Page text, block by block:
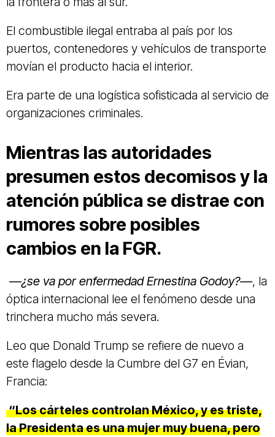
El combustible ilegal entraba al país por los
puertos, contenedores y vehículos de transporte
movían el producto hacia el interior.
Era parte de una logística sofisticada al servicio de
organizaciones criminales.
Mientras las autoridades
presumen estos decomisos y la
atención pública se distrae con
rumores sobre posibles
cambios en la FGR.
—¿se va por enfermedad Ernestina Godoy?—, la
óptica internacional lee el fenómeno desde una
trinchera mucho más severa.
Leo que Donald Trump se refiere de nuevo a
este flagelo desde la Cumbre del G7 en Évian,
Francia:
“Los cárteles controlan México, y es triste,
la Presidenta es una mujer muy buena, pero